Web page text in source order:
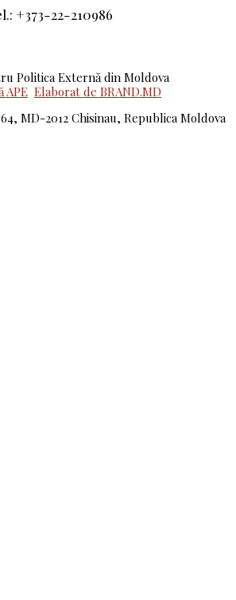
+373-22-210986
Politica Externă din Moldova
APE Elaborat de BRAND.MD
MD-2012 Chisinau, Republica Moldova